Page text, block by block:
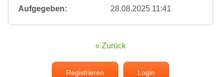
Aufgegeben:
28.08.2025 11:41
« Zurück
Registrieren Login